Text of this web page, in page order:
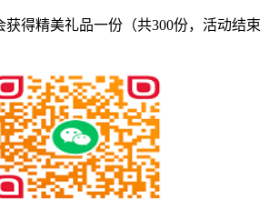
获得精美礼品一份（共300份，活动结束